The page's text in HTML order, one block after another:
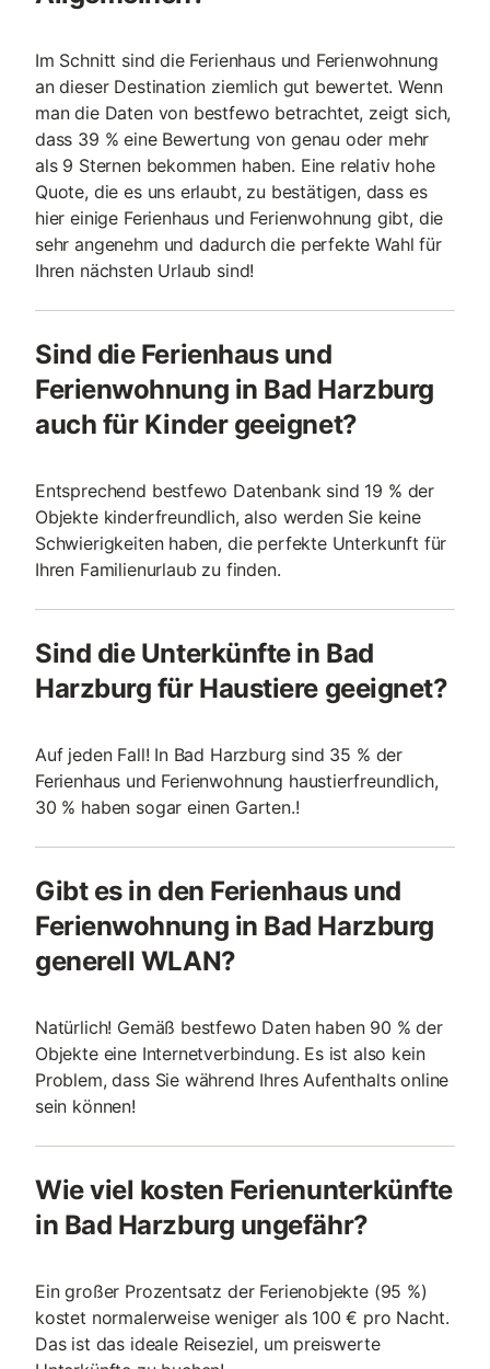
Im Schnitt sind die Ferienhaus und Ferienwohnung
an dieser Destination ziemlich gut bewertet. Wenn
man die Daten von bestfewo betrachtet, zeigt sich,
dass 39 % eine Bewertung von genau oder mehr
als 9 Sternen bekommen haben. Eine relativ hohe
Quote, die es uns erlaubt, zu bestätigen, dass es
hier einige Ferienhaus und Ferienwohnung gibt, die
sehr angenehm und dadurch die perfekte Wahl für
Ihren nächsten Urlaub sind!
Sind die Ferienhaus und
Ferienwohnung in Bad Harzburg
auch für Kinder geeignet?
Entsprechend bestfewo Datenbank sind 19 % der
Objekte kinderfreundlich, also werden Sie keine
Schwierigkeiten haben, die perfekte Unterkunft für
Ihren Familienurlaub zu finden.
Sind die Unterkünfte in Bad
Harzburg für Haustiere geeignet?
Auf jeden Fall! In Bad Harzburg sind 35 % der
Ferienhaus und Ferienwohnung haustierfreundlich,
30 % haben sogar einen Garten.!
Gibt es in den Ferienhaus und
Ferienwohnung in Bad Harzburg
generell WLAN?
Natürlich! Gemäß bestfewo Daten haben 90 % der
Objekte eine Internetverbindung. Es ist also kein
Problem, dass Sie während Ihres Aufenthalts online
sein können!
Wie viel kosten Ferienunterkünfte
in Bad Harzburg ungefähr?
Ein großer Prozentsatz der Ferienobjekte (95 %)
kostet normalerweise weniger als 100 € pro Nacht.
Das ist das ideale Reiseziel, um preiswerte